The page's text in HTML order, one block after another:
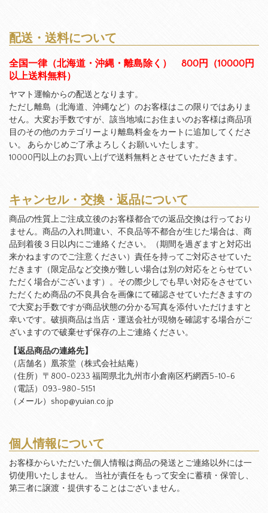
配送・送料について
全国一律（北海道・沖縄・離島除く） 800円（10000円
以上送料無料）
ヤマト運輸からの配送となります。
ただし離島（北海道、沖縄など）のお客様はこの限りではありま
せん。大変お手数ですが、該当地域にお住まいのお客様は商品項
目のその他のカテゴリーより離島料金をカートに追加してくださ
い。 あらかじめご了承よろしくお願いいたします。
10000円以上のお買い上げで送料無料とさせていただきます。
キャンセル・交換・返品について
商品の性質上ご注成立後のお客様都合での返品交換は行っており
ません。商品の入れ間違い、不良品等不都合が生じた場合は、商
品到着後３日以内にご連絡ください。（期間を過ぎますと対応出
来かねますのでご注意ください）責任を持ってご対応させていた
だきます（限定品など交換が難しい場合は別の対応をとらせてい
ただく場合がございます）。その際少しでも早い対応をさせてい
ただくため商品の不良具合を画像にて確認させていただきますの
で大変お手数ですが商品状態の分かる写真を添付いただけますと
幸いです。破損商品は当店・運送会社が現物を確認する場合がご
ざいますので破棄せず保存の上ご連絡ください。
【返品商品の連絡先】
（店舗名）凰茶堂（株式会社結庵）
（住所）〒800-0233 福岡県北九州市小倉南区朽網西5-10-6
（電話）093-980-5151
（メール）shop@yuian.co.jp
個人情報について
お客様からいただいた個人情報は商品の発送とご連絡以外には一
切使用いたしません。 当社が責任をもって安全に蓄積・保管し、
第三者に譲渡・提供することはございません。